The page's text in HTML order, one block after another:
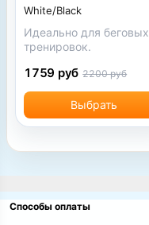
White/Black
Идеально для беговых
тренировок.
Выбрать
1759 руб 2200 руб
Способы оплаты